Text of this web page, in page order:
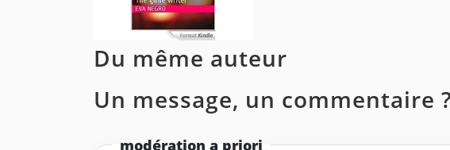
Du même auteur
Un message, un commentaire ?
modération a priori